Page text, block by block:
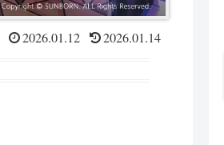
2026.01.12 2026.01.14